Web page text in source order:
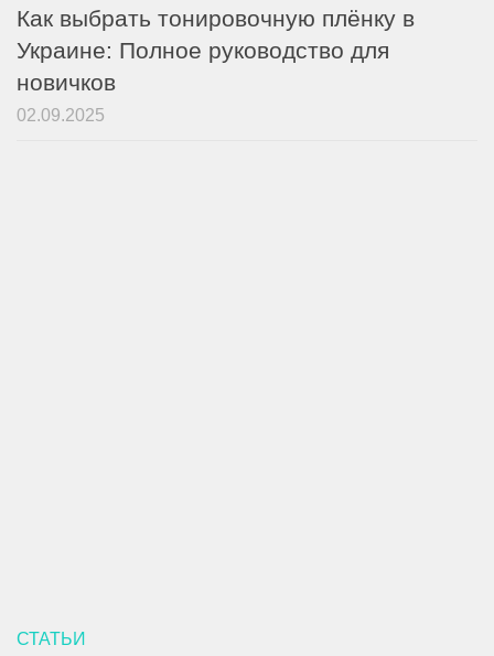
Как выбрать тонировочную плёнку в
Украине: Полное руководство для
новичков
02.09.2025
СТАТЬИ